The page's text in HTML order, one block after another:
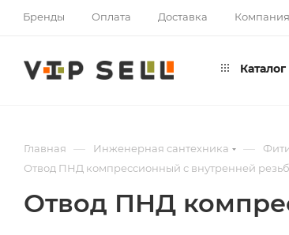
Бренды Оплата Доставка Компания
Каталог
Главная — Инженерная сантехника —
Отвод ПНД компрессионный с внутренней
Отвод ПНД